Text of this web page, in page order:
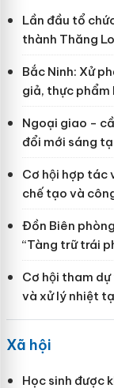
Lần đầu tổ
thành Thăng
Bắc Ninh: Xử
giả, thực phẩm
Ngoại giao -
đổi mới sáng
Cơ hội hợp tác
chế tạo và
Đồn Biên
“Tàng trữ trái
Cơ hội tham
và xử lý nhiệt
Xã hội
Học sinh được